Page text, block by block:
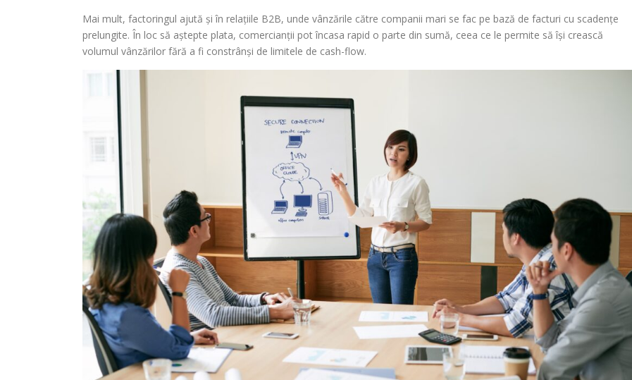
Mai mult, factoringul ajută și în relațiile B2B, unde vânzările către companii mari se fac pe bază de facturi cu scadențe
prelungite. În loc să aștepte plata, comercianții pot încasa rapid o parte din sumă, ceea ce le permite să își crească
volumul vânzărilor fără a fi constrânși de limitele de cash-flow.